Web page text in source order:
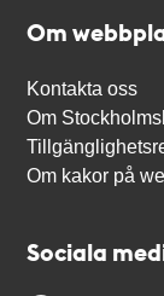
Om
Kontakta oss
Om
Om kakor på
Sociala